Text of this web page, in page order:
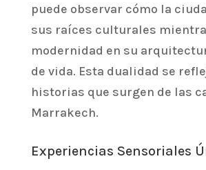
puede observar cómo la
sus raíces culturales
modernidad en su
de vida. Esta dualidad se
historias que surgen de las
Marrakech.
Experiencias Sensoriales